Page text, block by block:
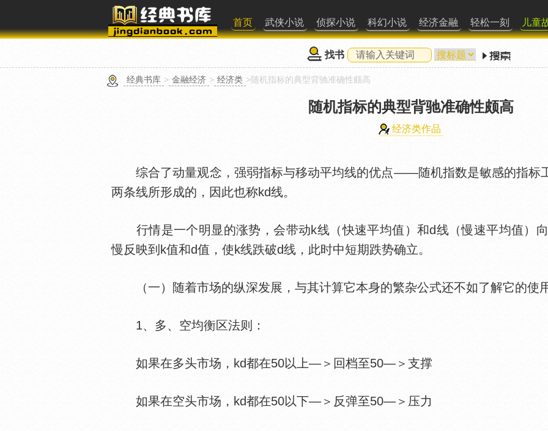
首页 武侠小说 侦探小说 科幻小说 经济金融 轻松一刻 儿童
找书
经典书库 > 金融经济 > 经济类 >随机指标的典型背驰准确性颇高
随机指标的典型背驰准确性颇高
经济类作品
综合了动量观念，强弱指标与移动平均线的优点——随机指数是敏感的指标
两条线所形成的，因此也称kd线。
行情是一个明显的涨势，会带动k线（快速平均值）和d线（慢速平均值）
慢反映到k值和d值，使k线跌破d线，此时中短期跌势确立。
（一）随着市场的纵深发展，与其计算它本身的繁杂公式还不如了解它的使
1、多、空均衡区法则：
如果在多头市场，kd都在50以上—＞回档至50—＞支撑
如果在空头市场，kd都在50以下—＞反弹至50—＞压力